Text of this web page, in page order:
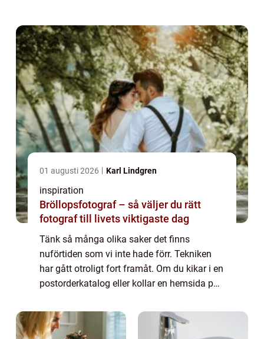
01 augusti 2026 Karl Lindgren
inspiration
Bröllopsfotograf – så väljer du rätt
fotograf till livets viktigaste dag
Tänk så många olika saker det finns
nuförtiden som vi inte hade förr. Tekniken
har gått otroligt fort framåt. Om du kikar i en
postorderkatalog eller kollar en hemsida på